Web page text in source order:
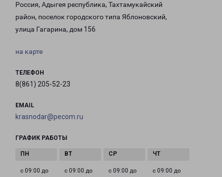
Россия, Адыгея республика, Тахтамукайский
район, поселок городского типа Яблоновский,
улица Гагарина, дом 156
на карте
ТЕЛЕФОН
8(861) 205-52-23
EMAIL
krasnodar@pecom.ru
ГРАФИК РАБОТЫ
с 09:00 до
с 09:00 до
с 09:00 до
с 09:00 до